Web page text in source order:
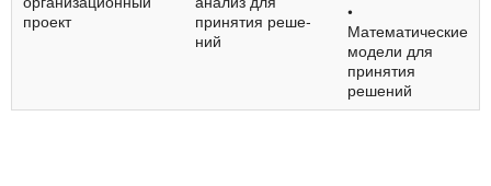
проект
принятия реше­
ний
•
Математические
модели для
при­нятия
решений